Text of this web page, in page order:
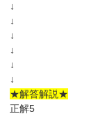
↓
↓
↓
↓
↓
↓
★解答解説★
正解5